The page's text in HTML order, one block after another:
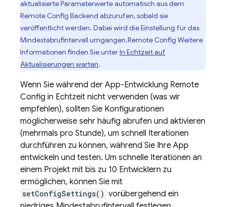
aktualisierte Parameterwerte automatisch aus dem
Remote Config Backend abzurufen, sobald sie
veröffentlicht werden. Dabei wird die Einstellung für das
Mindestabrufintervall umgangen.Remote Config Weitere
Informationen finden Sie unterIn Echtzeit auf
Aktualisierungen warten.
Wenn Sie während der App-Entwicklung Remote
Config in Echtzeit nicht verwenden (was wir
empfehlen), sollten Sie Konfigurationen
möglicherweise sehr häufig abrufen und aktivieren
(mehrmals pro Stunde), um schnell Iterationen
durchführen zu können, während Sie Ihre App
entwickeln und testen. Um schnelle Iterationen an
einem Projekt mit bis zu 10 Entwicklern zu
ermöglichen, können Sie mit
setConfigSettings() vorübergehend ein